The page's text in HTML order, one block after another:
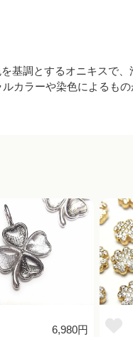
基調とするオニキスで
カラーや染色によるも
6,980円